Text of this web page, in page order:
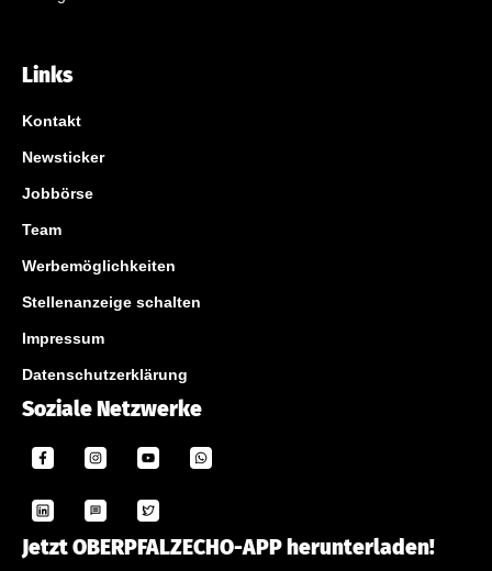
Links
Kontakt
Newsticker
Jobbörse
Team
Werbemöglichkeiten
Stellenanzeige schalten
Impressum
Datenschutzerklärung
Soziale Netzwerke
Jetzt OBERPFALZECHO-APP herunterladen!